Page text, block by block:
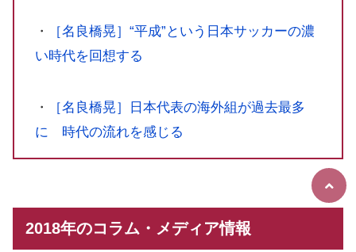
・
［名良橋晃］“平成”という日本サッカーの濃
い時代を回想する
・
［名良橋晃］日本代表の海外組が過去最多
に 時代の流れを感じる
2018年のコラム・メディア情報